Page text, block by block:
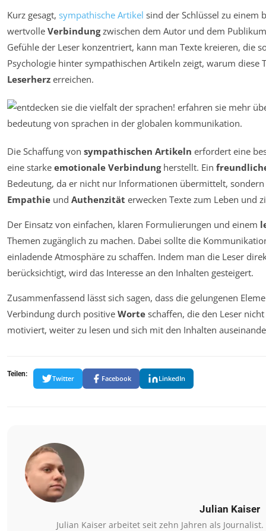
Kurz gesagt, sympathische Artikel sind der Schlüssel zu einem
wertvolle Verbindungzwischen dem Autor und dem
Gefühle der Leser konzentriert, kann man Texte kreieren, die
Psychologie hinter sympathischen Artikeln zeigt, warum diese
Leserherz erreichen.
Die Schaffung von sympathischen Artikeln erfordert eine
eine starke emotionale Verbindungherstellt. Ein
Bedeutung, da er nicht nur Informationen übermittelt,
Empathie und Authenzität erwecken Texte zum Leben und
Der Einsatz von einfachen, klaren Formulierungen und einem
Themen zugänglich zu machen. Dabei sollte die
einladende Atmosphäre zu schaffen. Indem man die Leser
berücksichtigt, wird das Interesse an den Inhalten gesteigert.
Zusammenfassend lässt sich sagen, dass die gelungenen
Verbindung durch positive Worte schaffen, die den Leser
motiviert, weiter zu lesen und sich mit den Inhalten
Teilen:
Twitter Facebook LinkedIn
Julian Kaiser
Julian Kaiser arbeitet seit zehn Jahren als